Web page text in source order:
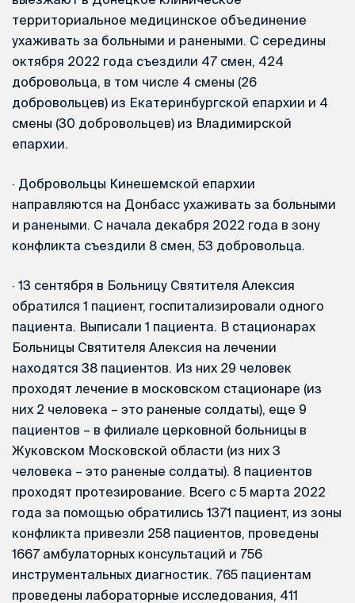
территориальное медицинское объединение
ухаживать за больными и ранеными. С середины
октября 2022 года съездили 47 смен, 424
добровольца, в том числе 4 смены (26
добровольцев) из Екатеринбургской епархии и 4
смены (30 добровольцев) из Владимирской
епархии.
· Добровольцы Кинешемской епархии
направляются на Донбасс ухаживать за больными
и ранеными. С начала декабря 2022 года в зону
конфликта съездили 8 смен, 53 добровольца.
· 13 сентября в Больницу Святителя Алексия
обратился 1 пациент, госпитализировали одного
пациента. Выписали 1 пациента. В стационарах
Больницы Святителя Алексия на лечении
находятся 38 пациентов. Из них 29 человек
проходят лечение в московском стационаре (из
них 2 человека – это раненые солдаты), еще 9
пациентов – в филиале церковной больницы в
Жуковском Московской области (из них 3
человека – это раненые солдаты). 8 пациентов
проходят протезирование. Всего с 5 марта 2022
года за помощью обратились 1371 пациент, из зоны
конфликта привезли 258 пациентов, проведены
1667 амбулаторных консультаций и 756
инструментальных диагностик. 765 пациентам
проведены лабораторные исследования, 411